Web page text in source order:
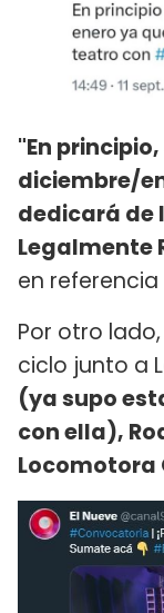
"En
diciembre/
dedicará de
Legalmente
en
Por otro
ciclo junto a
(ya supo
con ella),
Locomotora